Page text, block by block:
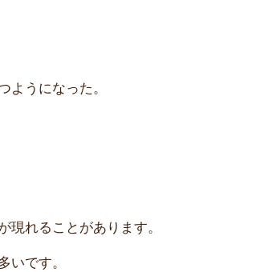
うになった。
れることがあります。
です。